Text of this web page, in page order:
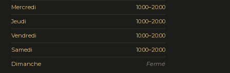
Mercredi
10:00–20:00
Jeudi
10:00–20:00
Vendredi
10:00–20:00
Samedi
10:00–20:00
Dimanche
Fermé